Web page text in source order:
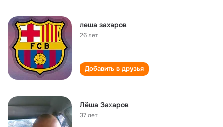
леша захаров
26 лет
Добавить в друзья
Лёша Захаров
37 лет